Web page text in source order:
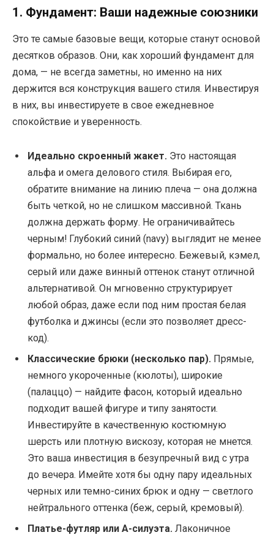
1. Фундамент: Ваши надежные союзники
Это те самые базовые вещи, которые станут основой
десятков образов. Они, как хороший фундамент для
дома, — не всегда заметны, но именно на них
держится вся конструкция вашего стиля. Инвестируя
в них, вы инвестируете в свое ежедневное
спокойствие и уверенность.
Идеально скроенный жакет. Это настоящая
альфа и омега делового стиля. Выбирая его,
обратите внимание на линию плеча — она должна
быть четкой, но не слишком массивной. Ткань
должна держать форму. Не ограничивайтесь
черным! Глубокий синий (navy) выглядит не менее
формально, но более интересно. Бежевый, кэмел,
серый или даже винный оттенок станут отличной
альтернативой. Он мгновенно структурирует
любой образ, даже если под ним простая белая
футболка и джинсы (если это позволяет дресс-
код).
Классические брюки (несколько пар). Прямые,
немного укороченные (кюлоты), широкие
(палаццо) — найдите фасон, который идеально
подходит вашей фигуре и типу занятости.
Инвестируйте в качественную костюмную
шерсть или плотную вискозу, которая не мнется.
Это ваша инвестиция в безупречный вид с утра
до вечера. Имейте хотя бы одну пару идеальных
черных или темно-синих брюк и одну — светлого
нейтрального оттенка (беж, серый, кремовый).
Платье-футляр или А-силуэта. Лаконичное